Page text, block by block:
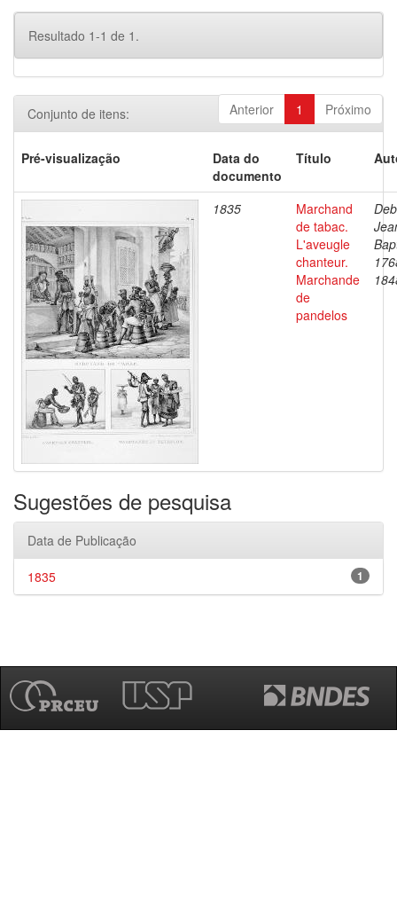
Resultado 1-1 de 1.
Anterior 1 Próximo
Conjunto de itens:
Pré-visualização
Data do
documento
Título
1835
Marchand
de tabac.
L'aveugle
chanteur.
Marchande
de
pandelos
Sugestões de pesquisa
Data de Publicação
1
1835